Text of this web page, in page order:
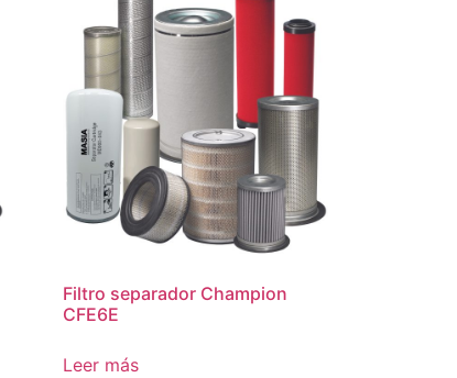
Filtro separador Champion
CFE6E
Leer más